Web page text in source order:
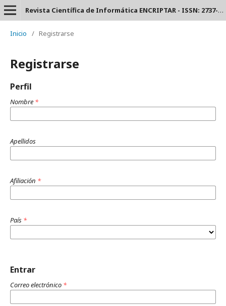
Revista Científica de Informática ENCRIPTAR - ISSN: 2737-6389.
Inicio / Registrarse
Registrarse
Perfil
Nombre *
Apellidos
Afiliación *
País *
Entrar
Correo electrónico *